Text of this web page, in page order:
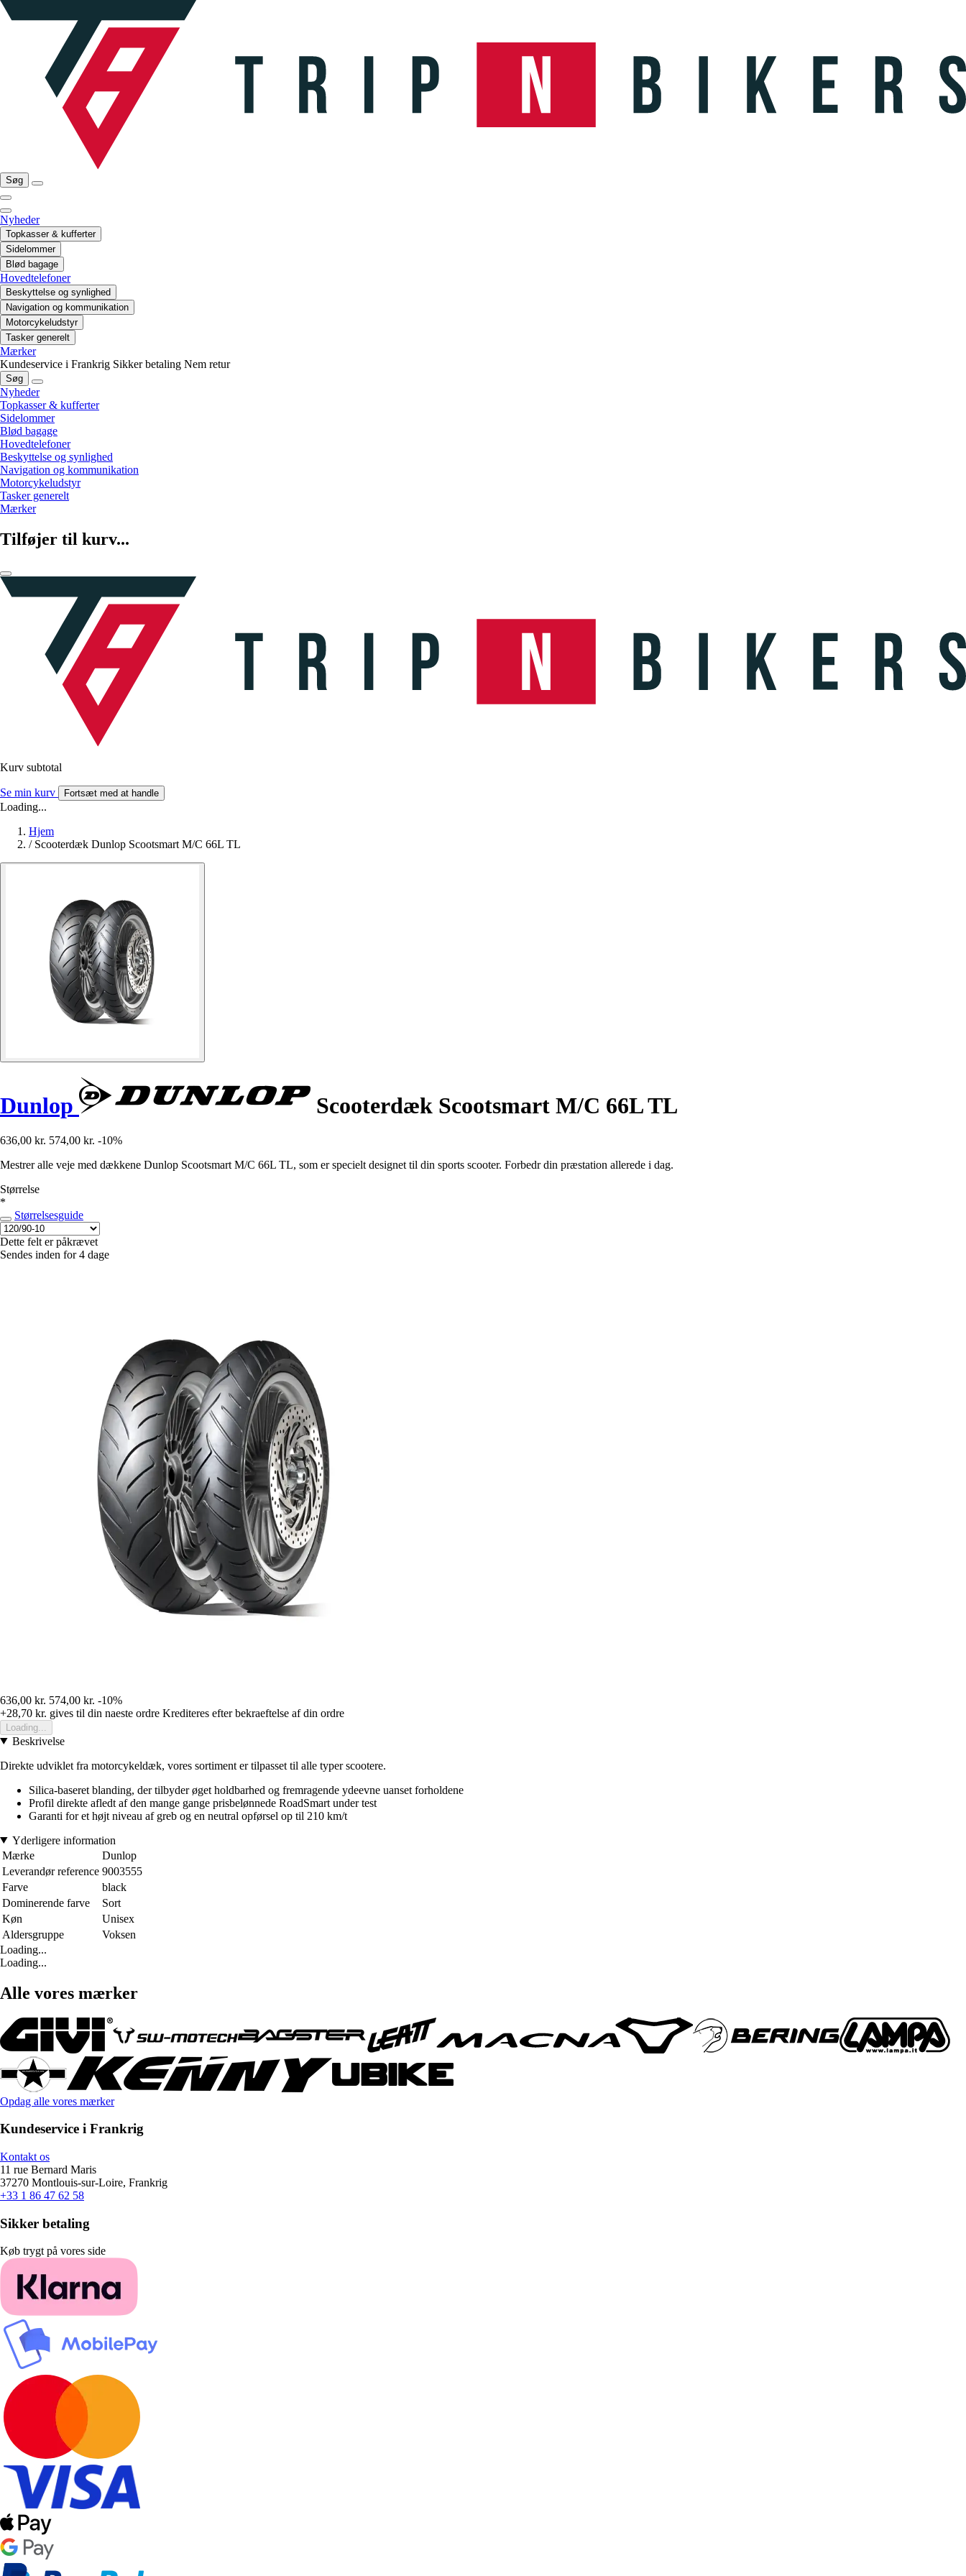
Søg
Nyheder
Topkasser & kufferter
Sidelommer
Blød bagage
Hovedtelefoner
Beskyttelse og synlighed
Navigation og kommunikation
Motorcykeludstyr
Tasker generelt
Mærker
Kundeservice i Frankrig Sikker betaling Nem retur
Søg
Nyheder
Topkasser & kufferter
Sidelommer
Blød bagage
Hovedtelefoner
Beskyttelse og synlighed
Navigation og kommunikation
Motorcykeludstyr
Tasker generelt
Mærker
Tilføjer til kurv...
Kurv subtotal
Se min kurv Fortsæt med at handle
Loading...
Hjem
/ Scooterdæk Dunlop Scootsmart M/C 66L TL
Dunlop Scooterdæk Scootsmart M/C 66L TL
636,00 kr. 574,00 kr. -10%
Mestrer alle veje med dækkene Dunlop Scootsmart M/C 66L TL, som er specielt designet til din sports scooter. Forbedr din præstation allerede i dag.
Størrelse
*
Størrelsesguide
Dette felt er påkrævet
Sendes inden for 4 dage
636,00 kr. 574,00 kr. -10%
+28,70 kr. gives til din naeste ordre Krediteres efter bekraeftelse af din ordre
Loading...
Beskrivelse
Direkte udviklet fra motorcykeldæk, vores sortiment er tilpasset til alle typer scootere.
Silica-baseret blanding, der tilbyder øget holdbarhed og fremragende ydeevne uanset forholdene
Profil direkte afledt af den mange gange prisbelønnede RoadSmart under test
Garanti for et højt niveau af greb og en neutral opførsel op til 210 km/t
Yderligere information
Mærke
Dunlop
Leverandør reference 9003555
Farve
black
Dominerende farve
Sort
Køn
Unisex
Aldersgruppe
Voksen
Loading...
Loading...
Alle vores mærker
Opdag alle vores mærker
Kundeservice i Frankrig
Kontakt os
11 rue Bernard Maris
37270 Montlouis-sur-Loire, Frankrig
+33 1 86 47 62 58
Sikker betaling
Køb trygt på vores side